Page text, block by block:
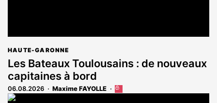
HAUTE-GARONNE
Les Bateaux Toulousains : de nouveaux
capitaines à bord
06.08.2026 Maxime FAYOLLE
Cet